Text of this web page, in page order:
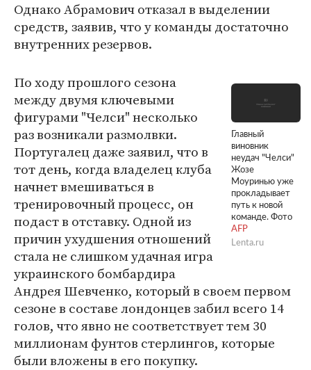
Однако Абрамович отказал в выделении
средств, заявив, что у команды достаточно
внутренних резервов.
Главный
виновник
неудач "Челси"
Жозе
Моуринью уже
прокладывает
путь к новой
команде. Фото
AFP
Lenta.ru
По ходу прошлого сезона
между двумя ключевыми
фигурами "Челси" несколько
раз возникали размолвки.
Португалец даже заявил, что в
тот день, когда владелец клуба
начнет вмешиваться в
тренировочный процесс, он
подаст в отставку. Одной из
причин ухудшения отношений
стала не слишком удачная игра
украинского бомбардира
Андрея Шевченко, который в своем первом
сезоне в составе лондонцев забил всего 14
голов, что явно не соответствует тем 30
миллионам фунтов стерлингов, которые
были вложены в его покупку.